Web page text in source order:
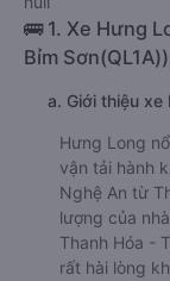
🚌 1. Xe Hưng
Bỉm Sơn(QL1A))
a. Giới thiệu xe
Hưng Long
vận tải hành
Nghệ An từ
lượng của
Thanh Hóa -
rất hài lòng